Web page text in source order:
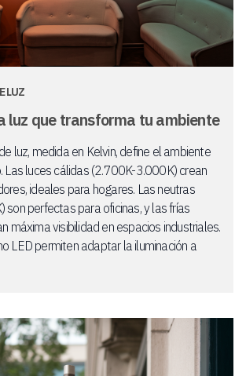
LUZ
luz que transforma tu ambiente
luz, medida en Kelvin, define el ambiente
Las luces cálidas (2.700K-3.000K) crean
ideales para hogares. Las neutras
perfectas para oficinas, y las frías
máxima visibilidad en espacios industriales.
LED permiten adaptar la iluminación a